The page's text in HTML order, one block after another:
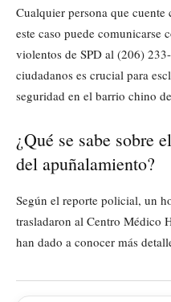
Cualquier persona que
este caso puede comunicarse
violentos de SPD al (206)
ciudadanos es crucial para
seguridad en el barrio chino
¿Qué se sabe sobre
del apuñalamiento?
Según el reporte policial, un
trasladaron al Centro Médico
han dado a conocer más